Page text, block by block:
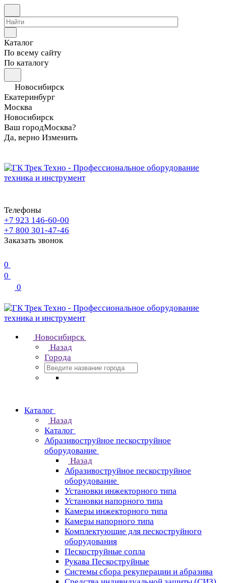
Каталог
По всему сайту
По каталогу
Новосибирск
Екатеринбург
Москва
Новосибирск
Ваш городМосква?
Да, верно Изменить
Телефоны
+7 923 146-60-00
+7 800 301-47-46
Заказать звонок
0
0
0
Новосибирск
Назад
Города
Каталог
Назад
Каталог
Абразивоструйное пескоструйное
оборудование
Назад
Абразивоструйное пескоструйное
оборудование
Установки инжекторного типа
Установки напорного типа
Камеры инжекторного типа
Камеры напорного типа
Комплектующие для пескоструйного
оборудования
Пескоструйные сопла
Рукава Пескоструйные
Системы сбора рекуперации и абразива